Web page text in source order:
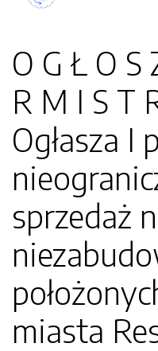
O G Ł O S
R M I S T
Ogłasza I
sprzedaż
miasta